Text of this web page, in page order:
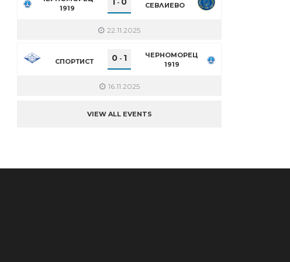
1919
- СЕВЛИЕВО
22.11.2025
СПОРТИСТ 0 - 1
ЧЕРНОМОРЕЦ
1919
16.11.2025
VIEW ALL EVENTS